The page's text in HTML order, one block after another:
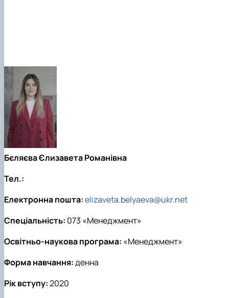
Бєляєва Єлизавета Романівна
Тел.:
Електронна пошта:elizaveta.belyaeva@ukr.net
Спеціальність: 073 «Менеджмент»
Освітньо-наукова програма: «Менеджмент»
Форма навчання:денна
Рік вступу:2020